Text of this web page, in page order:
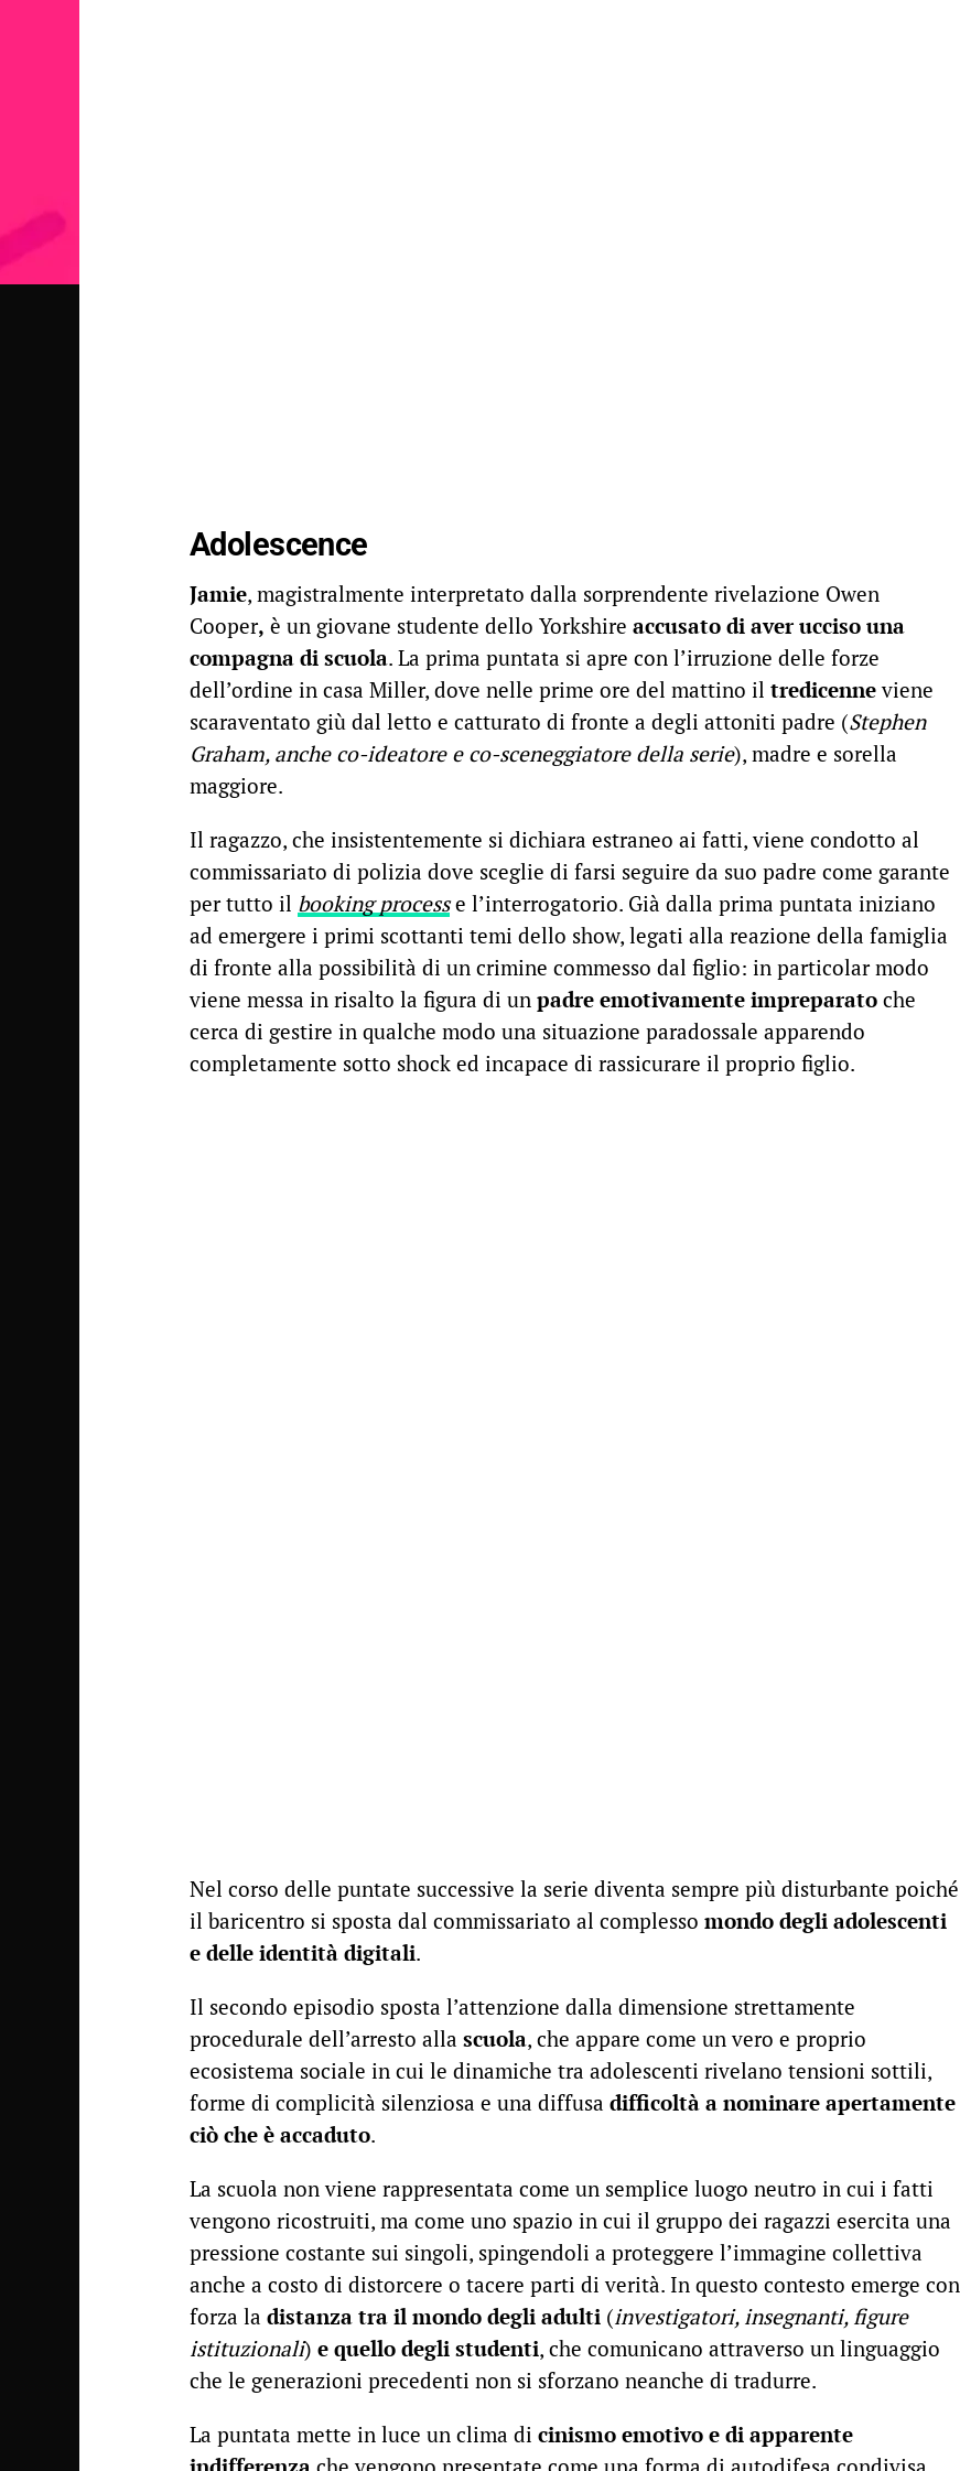
Adolescence
Jamie, magistralmente interpretato dalla sorprendente rivelazione Owen
Cooper, è un giovane studente dello Yorkshire accusato di aver ucciso una
compagna di scuola. La prima puntata si apre con l’irruzione delle forze
dell’ordine in casa Miller, dove nelle prime ore del mattino il tredicenneviene
scaraventato giù dal letto e catturato di fronte a degli attoniti padre (Stephen
Graham, anche co-ideatore e co-sceneggiatore della serie), madre e sorella
maggiore.
Il ragazzo, che insistentemente si dichiara estraneo ai fatti, viene condotto al
commissariato di polizia dove sceglie di farsi seguire da suo padre come garante
per tutto il booking processe l’interrogatorio. Già dalla prima puntata iniziano
ad emergere i primi scottanti temi dello show, legati alla reazione della famiglia
di fronte alla possibilità di un crimine commesso dal figlio: in particolar modo
viene messa in risalto la figura di un padre emotivamente impreparato che
cerca di gestire in qualche modo una situazione paradossale apparendo
completamente sotto shock ed incapace di rassicurare il proprio figlio.
Nel corso delle puntate successive la serie diventa sempre più disturbante poiché
il baricentro si sposta dal commissariato al complesso mondo degli adolescenti
e delle identità digitali.
Il secondo episodio sposta l’attenzione dalla dimensione strettamente
procedurale dell’arresto alla scuola, che appare come un vero e proprio
ecosistema sociale in cui le dinamiche tra adolescenti rivelano tensioni sottili,
forme di complicità silenziosa e una diffusa difficoltà a nominare apertamente
ciò che è accaduto.
La scuola non viene rappresentata come un semplice luogo neutro in cui i fatti
vengono ricostruiti, ma come uno spazio in cui il gruppo dei ragazzi esercita una
pressione costante sui singoli, spingendoli a proteggere l’immagine collettiva
anche a costo di distorcere o tacere parti di verità. In questo contesto emerge con
forza la distanza tra il mondo degli adulti (investigatori, insegnanti, figure
istituzionali) e quello degli studenti, che comunicano attraverso un linguaggio
che le generazioni precedenti non si sforzano neanche di tradurre.
La puntata mette in luce un clima di cinismo emotivo e di apparente